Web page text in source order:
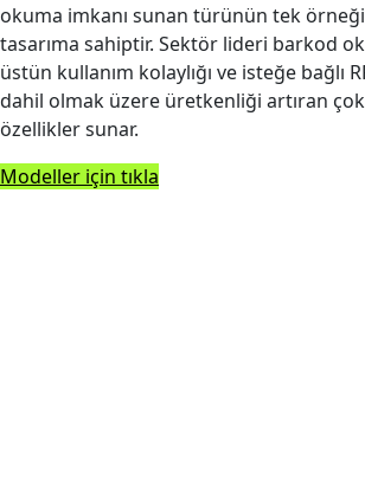
okuma imkanı sunan türünün tek
tasarıma sahiptir. Sektör lideri barkod
üstün kullanım kolaylığı ve isteğe bağlı
dahil olmak üzere üretkenliği artıran
özellikler sunar.
Modeller için tıkla